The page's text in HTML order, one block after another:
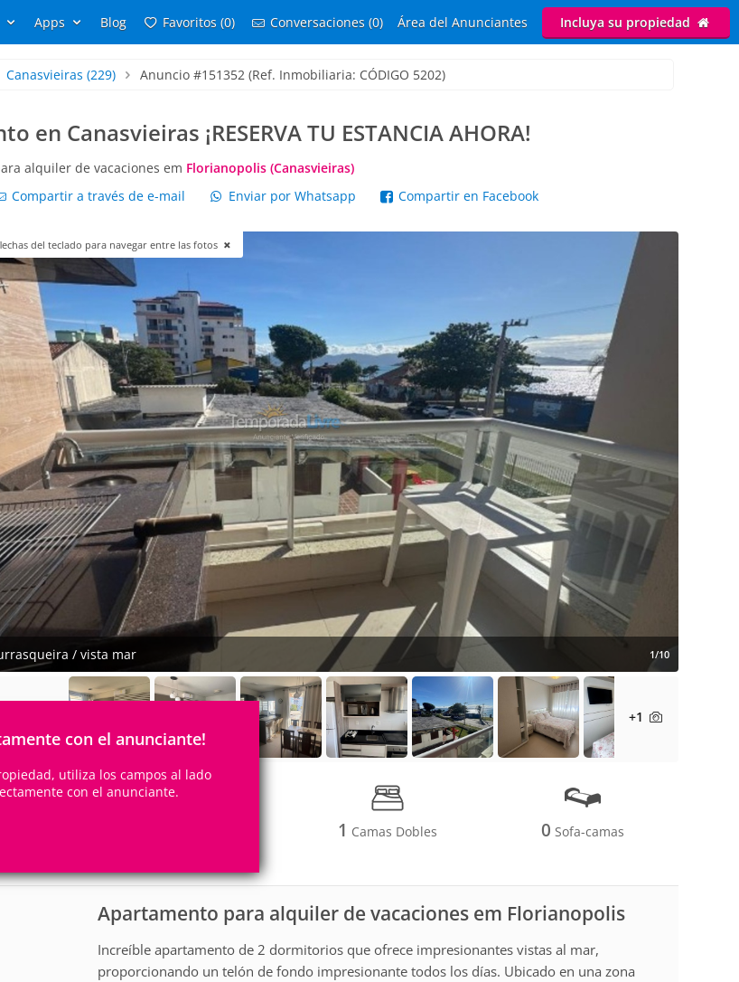
Apps Blog Favoritos (0) Conversaciones (0) Área del Anunciantes Incluya su propiedad
Canasvieiras (229) Anuncio #151352 (Ref. Inmobiliaria: CÓDIGO 5202)
Canasvieiras ¡RESERVA TU ESTANCIA AHORA!
alquiler de vacaciones em Florianopolis (Canasvieiras)
Compartir a través de e-mail Enviar por Whatsapp Compartir en Facebook
con el anunciante!
utiliza los campos al lado
con el anunciante.
del teclado para navegar entre las fotos
/ vista mar 1/10
+1
1 Camas Dobles 0 Sofa-camas
Apartamento para alquiler de vacaciones em Florianopolis
Increíble apartamento de 2 dormitorios que ofrece impresionantes vistas al mar,
proporcionando un telón de fondo impresionante todos los días. Ubicado en una zona